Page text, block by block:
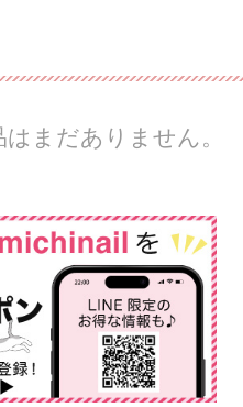
まだありません。